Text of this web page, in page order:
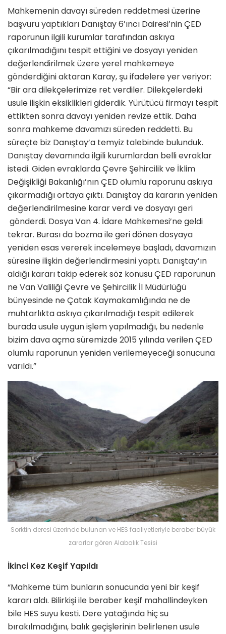
Mahkemenin davayı süreden reddetmesi üzerine
başvuru yaptıkları Danıştay 6’ıncı Dairesi’nin ÇED
raporunun ilgili kurumlar tarafından askıya
çıkarılmadığını tespit ettiğini ve dosyayı yeniden
değerlendirilmek üzere yerel mahkemeye
gönderdiğini aktaran Karay, şu ifadelere yer veriyor:
“Bir ara dilekçelerimize ret verdiler. Dilekçelerdeki
usule ilişkin eksiklikleri giderdik. Yürütücü firmayı tespit
ettikten sonra davayı yeniden revize ettik. Daha
sonra mahkeme davamızı süreden reddetti. Bu
süreçte biz Danıştay’a temyiz talebinde bulunduk.
Danıştay devamında ilgili kurumlardan belli evraklar
istedi. Giden evraklarda Çevre Şehircilik ve İklim
Değişikliği Bakanlığı’nın ÇED olumlu raporunu askıya
çıkarmadığı ortaya çıktı. Danıştay da kararın yeniden
değerlendirilmesine karar verdi ve dosyayı geri
gönderdi. Dosya Van 4. İdare Mahkemesi’ne geldi
tekrar. Burası da bozma ile geri dönen dosyaya
yeniden esas vererek incelemeye başladı, davamızın
süresine ilişkin değerlendirmesini yaptı. Danıştay’ın
aldığı kararı takip ederek söz konusu ÇED raporunun
ne Van Valiliği Çevre ve Şehircilik İl Müdürlüğü
bünyesinde ne Çatak Kaymakamlığında ne de
muhtarlıkta askıya çıkarılmadığı tespit edilerek
burada usule uygun işlem yapılmadığı, bu nedenle
bizim dava açma süremizde 2015 yılında verilen ÇED
olumlu raporunun yeniden verilemeyeceği sonucuna
varıldı.”
Sorktin deresi üzerinde bulunan ve HES faaliyetleriyle beraber büyük
zararlar gören Alabalık Tesisi
İkinci Kez Keşif Yapıldı
“Mahkeme tüm bunların sonucunda yeni bir keşif
kararı aldı. Bilirkişi ile beraber keşif mahallindeyken
bile HES suyu kesti. Dere yatağında hiç su
bırakılmadığını, balık geçişlerinin belirlenen usule